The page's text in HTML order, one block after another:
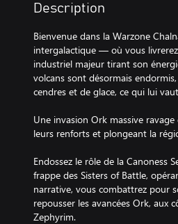
Description
Bienvenue dans la Warzone
intergalactique — où vous
industriel majeur tirant son
volcans sont désormais
cendres et de glace, ce qui lui
Une invasion Ork massive
leurs renforts et plongeant la
Endossez le rôle de la Canoness
frappe des Sisters of Battle,
narrative, vous combattrez pour
repousser les avancées Ork, aux
Zephyrim.